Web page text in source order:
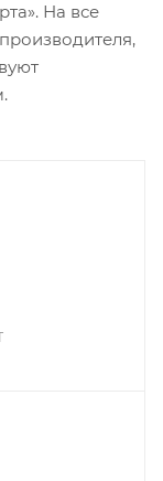
На все